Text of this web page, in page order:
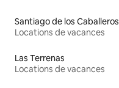
Santiago de los Caballeros
Locations de vacances
Las Terrenas
Locations de vacances